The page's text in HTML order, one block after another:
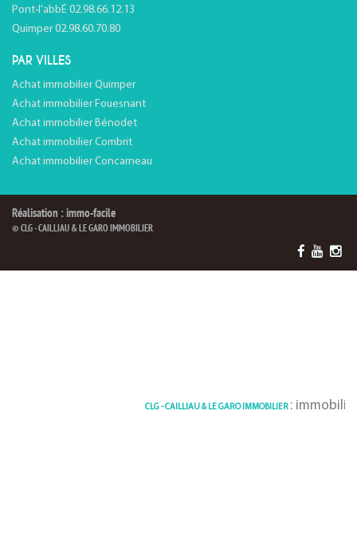
Pont-l'abbÉ 02.98.66.12.13
Quimper 02.98.60.70.80
PAR VILLES
Achat immobilier Quimper
Achat immobilier Fouesnant
Achat immobilier Bénodet
Achat immobilier Combrit
Achat immobilier Concarneau
Réalisation : immo-facile
© CLG - CAILLIAU & LE GARO IMMOBILIER
CLG - CAILLIAU & LE GARO IMMOBILIER: immobilier Combrit